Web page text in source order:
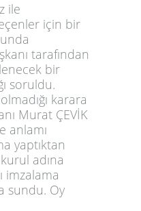
ile
için bir
tarafından
bir
soruldu.
karara
Murat ÇEVİK
anlamı
yaptıktan
adına
imzalama
sundu. Oy